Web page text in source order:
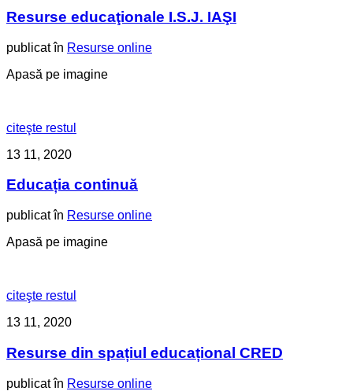
Resurse educaţionale I.S.J. IAŞI
publicat în Resurse online
Apasă pe imagine
citeşte restul
13 11, 2020
Educația continuă
publicat în Resurse online
Apasă pe imagine
citeşte restul
13 11, 2020
Resurse din spațiul educațional CRED
publicat în Resurse online